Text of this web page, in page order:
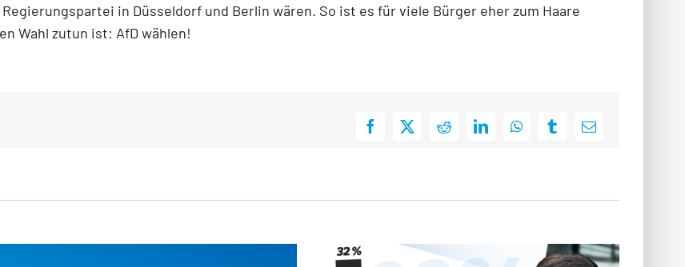
in Düsseldorf und Berlin wären. So ist es für viele Bürger eher zum Haare
Wahl zutun ist: AfD wählen!
Facebook
X RedditLinkedInWhatsAppTumblrE-